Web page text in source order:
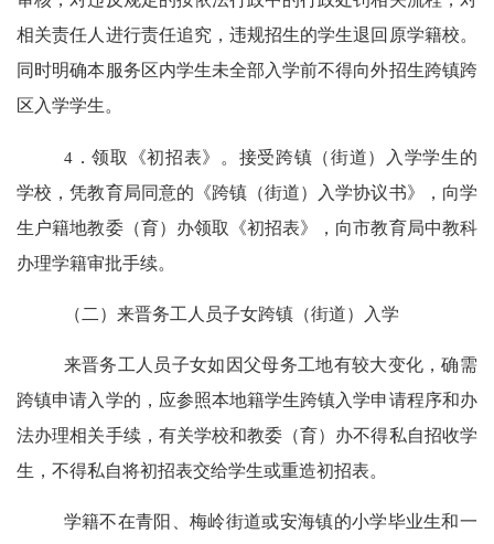
相关责任人进行责任追究，违规招生的学生退回原学籍校。
同时明确本服务区内学生未全部入学前不得向外招生跨镇跨
区入学学生。
4．领取《初招表》。接受跨镇（街道）入学学生的
学校，凭教育局同意的《跨镇（街道）入学协议书》，向学
生户籍地教委（育）办领取《初招表》，向市教育局中教科
办理学籍审批手续。
（二）来晋务工人员子女跨镇（街道）入学
来晋务工人员子女如因父母务工地有较大变化，确需
跨镇申请入学的，应参照本地籍学生跨镇入学申请程序和办
法办理相关手续，有关学校和教委（育）办不得私自招收学
生，不得私自将初招表交给学生或重造初招表。
学籍不在青阳、梅岭街道或安海镇的小学毕业生和一